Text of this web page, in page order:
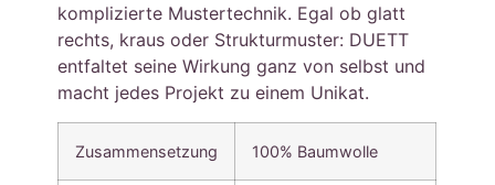
komplizierte Mustertechnik. Egal ob glatt
rechts, kraus oder Strukturmuster: DUETT
entfaltet seine Wirkung ganz von selbst und
macht jedes Projekt zu einem Unikat.
Zusammensetzung 100% Baumwolle